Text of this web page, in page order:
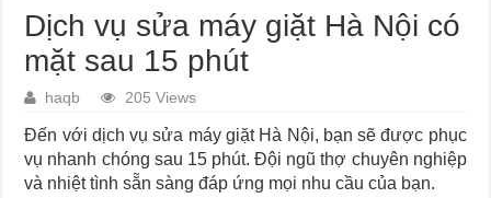
Dịch vụ sửa máy giặt Hà Nội có
mặt sau 15 phút
haqb 205 Views
Đến với dịch vụ sửa máy giặt Hà Nội, bạn sẽ được phục
vụ nhanh chóng sau 15 phút. Đội ngũ thợ chuyên nghiệp
và nhiệt tình sẵn sàng đáp ứng mọi nhu cầu của bạn.